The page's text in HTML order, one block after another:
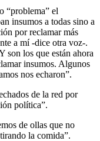
“problema” el
insumos a todas sino a
por reclamar más
a mí -dice otra voz-.
son los que están ahora
insumos. Algunos
nos echaron”.
de la red por
política”.
de ollas que no
la comida”.